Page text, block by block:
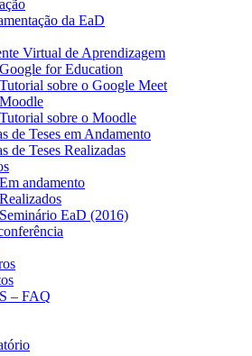
da EaD
Virtual de Aprendizagem
Google for Education
Tutorial sobre o Google Meet
Moodle
Tutorial sobre o Moodle
de Teses em Andamento
de Teses Realizadas
Em andamento
Realizados
Seminário EaD (2016)
– FAQ